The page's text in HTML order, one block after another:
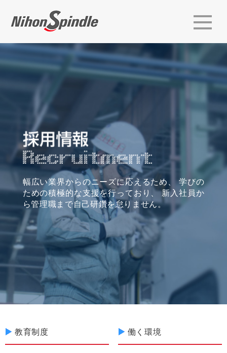
幅広い業界からのニーズに応えるため、 学びの
ための積極的な支援を行っており、新入社員か
ら管理職まで自己研鑽を怠りません。
教育制度 働く環境